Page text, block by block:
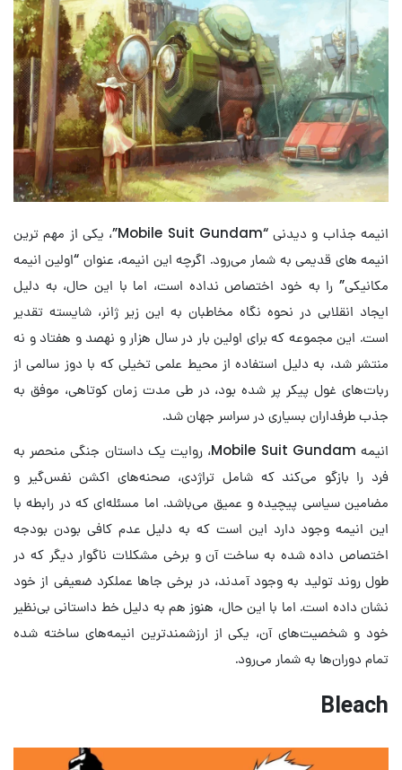
انیمه جذاب و دیدنی “Mobile Suit Gundam”، یکی از مهم ترین
انیمه های قدیمی به شمار می‌رود. اگرچه این انیمه، عنوان “اولین انیمه
مکانیکی” را به خود اختصاص نداده است، اما با این حال، به دلیل
ایجاد انقلابی در نحوه نگاه مخاطبان به این زیر ژانر، شایسته تقدیر
است. این مجموعه که برای اولین بار در سال هزار و نهصد و هفتاد و نه
منتشر شد، به دلیل استفاده از محیط علمی تخیلی که با دوز سالمی از
ربات‌های غول پیکر پر شده بود، در طی مدت زمان کوتاهی، موفق به
جذب طرفداران بسیاری در سراسر جهان شد.
انیمه Mobile Suit Gundam، روایت یک داستان جنگی منحصر به
فرد را بازگو می‌کند که شامل تراژدی، صحنه‌های اکشن نفس‌گیر و
مضامین سیاسی پیچیده و عمیق می‌باشد. اما مسئله‌ای که در رابطه با
این انیمه وجود دارد این است که به دلیل عدم کافی بودن بودجه
اختصاص داده شده به ساخت آن و برخی مشکلات ناگوار دیگر که در
طول روند تولید به وجود آمدند، در برخی جاها عملکرد ضعیفی از خود
نشان داده است. اما با این حال، هنوز هم به دلیل خط داستانی بی‌نظیر
خود و شخصیت‌های آن، یکی از ارزشمندترین انیمه‌های ساخته شده
تمام دوران‌ها به شمار می‌رود.
Bleach